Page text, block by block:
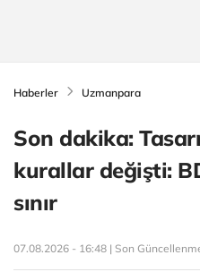
Haberler Uzmanpara
Son dakika:
kurallar değişti:
sınır
07.08.2026 - 16:48 | Son